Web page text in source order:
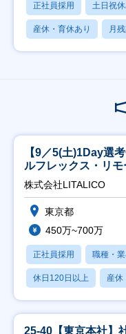
正社員採用 土日祝
産休・育休あり 月
【9／5(土)1Day選
ルフレックス・リ
株式会社LITALICO
東京都
450万~700万
正社員採用 職種・
休日120日以上 産休
25-40【東京本社】